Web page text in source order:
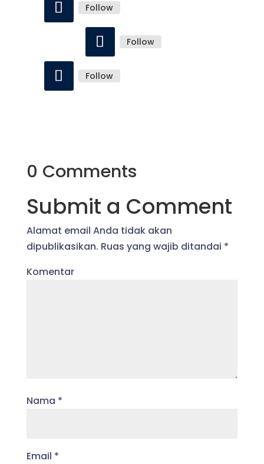
Follow
Follow
Follow
0 Comments
Submit a Comment
Alamat email Anda tidak akan
dipublikasikan. Ruas yang wajib ditandai *
Komentar
Nama *
Email *